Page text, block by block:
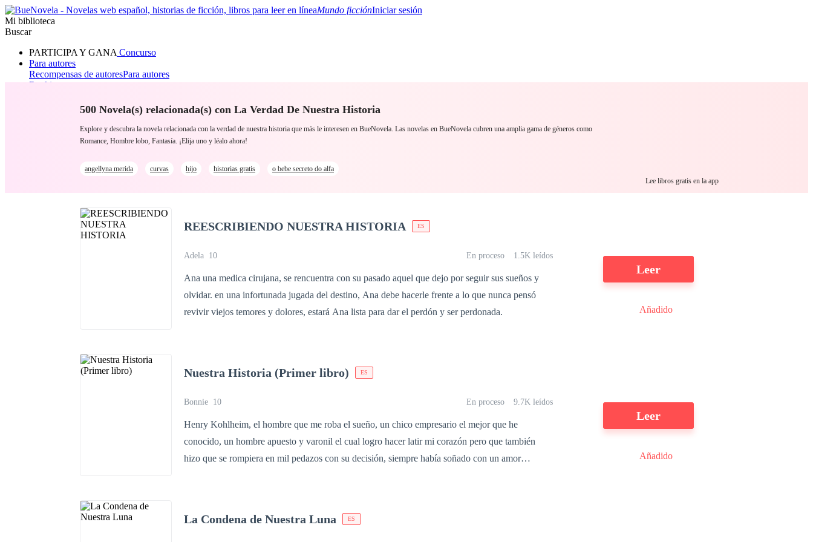
Mundo ficciónIniciar sesión
Mi biblioteca
Buscar
PARTICIPA Y GANA Concurso
Para autores
Recompensas de autoresPara autores
Ranking
RomanceHombre loboMafiaSistemaFantasíaUrbanoLGBTQ+YA/TEENParanormalMisterio/ThrillerOrientalJuegosHistoriaMM RomanceSci-Fi
500 Novela(s) relacionada(s) con La Verdad De Nuestra Historia
Explore y descubra la novela relacionada con la verdad de nuestra historia que más le interesen en BueNovela. Las novelas en BueNovela cubren una amplia gama de géneros como
Romance, Hombre lobo, Fantasía. ¡Elija uno y léalo ahora!
angellyna merida curvas hijo historias gratis
o bebe secreto do alfa
Lee libros gratis en la app
REESCRIBIENDO NUESTRA HISTORIA ES
Adela 10 En proceso 1.5K leídos
Ana una medica cirujana, se rencuentra con su pasado aquel que dejo por seguir sus sueños y
olvidar. en una infortunada jugada del destino, Ana debe hacerle frente a lo que nunca pensó
revivir viejos temores y dolores, estará Ana lista para dar el perdón y ser perdonada.
Leer
Añadido
Nuestra Historia (Primer libro) ES
Bonnie 10 En proceso 9.7K leídos
Henry Kohlheim, el hombre que me roba el sueño, un chico empresario el mejor que he
conocido, un hombre apuesto y varonil el cual logro hacer latir mi corazón pero que también
hizo que se rompiera en mil pedazos con su decisión, siempre había soñado con un amor
Leer
Añadido
La Condena de Nuestra Luna ES